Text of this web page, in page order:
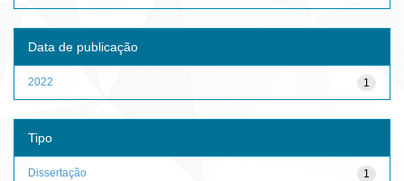
Data de publicação
1
2022
Tipo
1
Dissertação